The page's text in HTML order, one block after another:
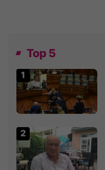
Top 5